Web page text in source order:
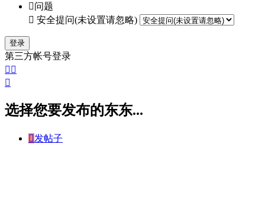
问题
 安全提问(未设置请忽略)
登录
第三方帐号登录
 

选择您要发布的东东...
发帖子